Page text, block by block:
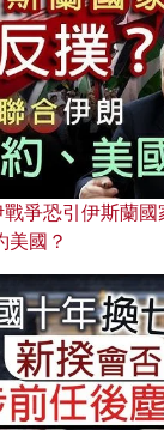
爭恐引伊斯蘭
美國？